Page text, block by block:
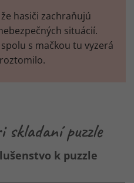
hasiči zachraňujú
situácií.
s mačkou tu vyzerá
puzzle
k puzzle